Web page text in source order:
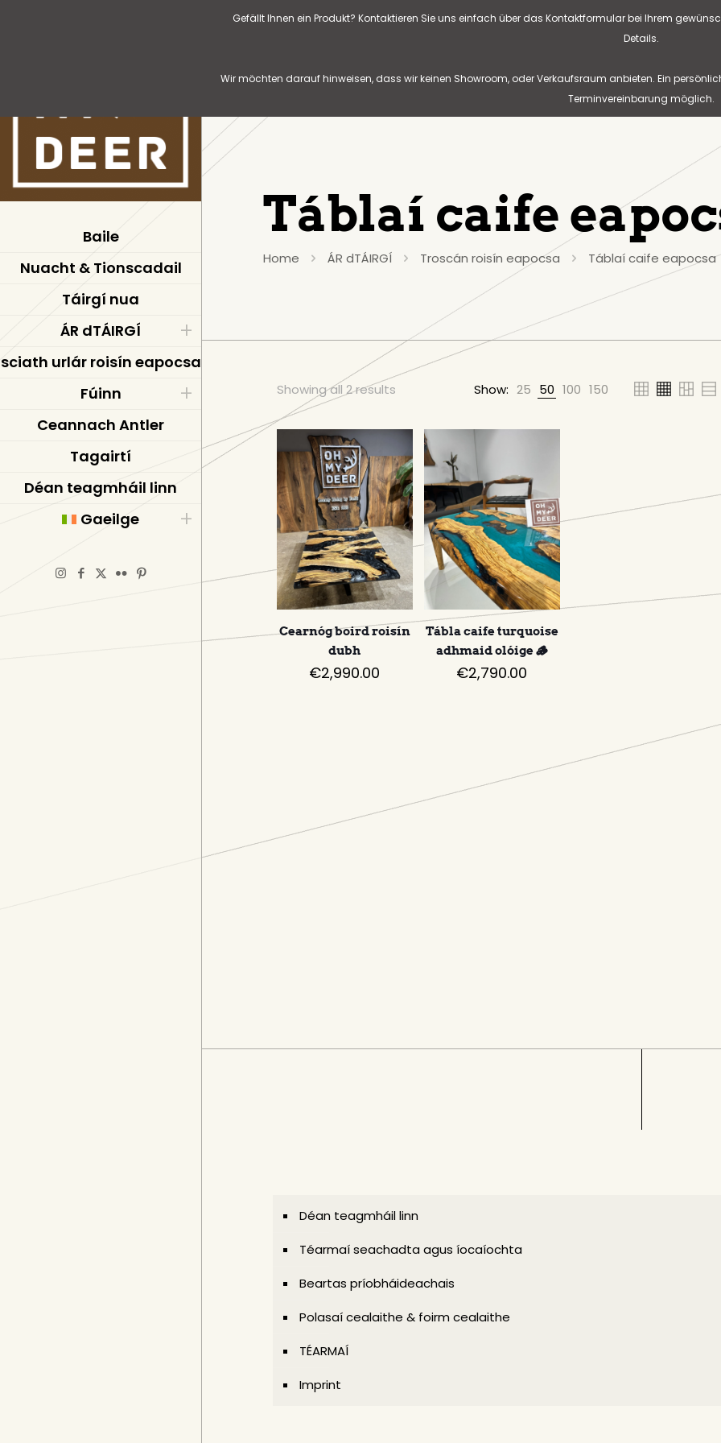
Gefällt Ihnen ein Produkt? Kontaktieren Sie uns einfach über das Kontaktformular bei Ihrem
Details.
Wir möchten darauf hinweisen, dass wir keinen Showroom, oder Verkaufsraum anbieten. Ein
Terminvereinbarung möglich.
Baile
Nuacht & Tionscadail
Táirgí nua
ÁR dTÁIRGÍ
sciath urlár roisín eapocsa
Fúinn
Ceannach Antler
Tagairtí
Déan teagmháil linn
Gaeilge
Táblaí caife
Home ÁR dTÁIRGÍ Troscán roisín eapocsa Táblaí caife eapocsa
Showing all 2 results Show: 25 50 100 150
Cearnóg boird roisín
dubh
€2,990.00
Tábla caife turquoise
adhmaid olóige 🪵
€2,790.00
Déan teagmháil linn
Téarmaí seachadta agus íocaíochta
Beartas príobháideachais
Polasaí cealaithe & foirm cealaithe
TÉARMAÍ
Imprint